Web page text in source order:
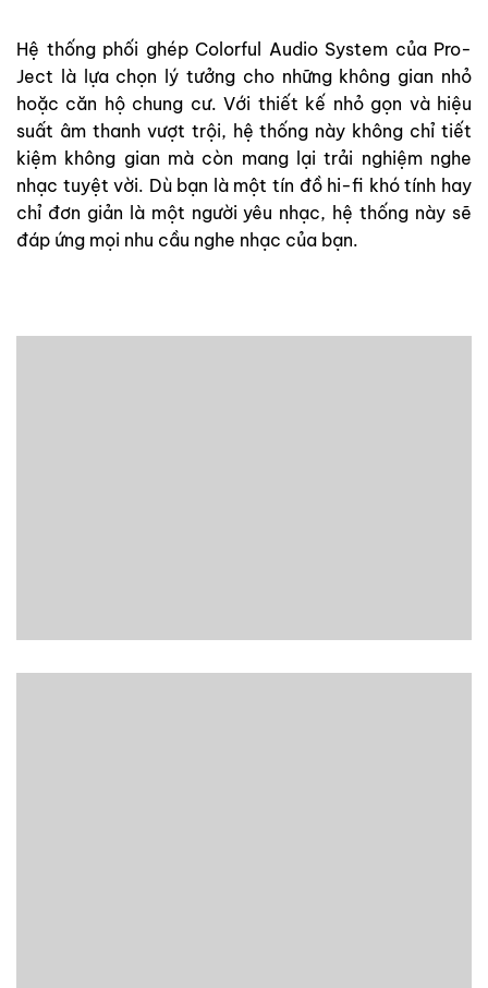
Hệ thống phối ghép Colorful Audio System của Pro-
Ject là lựa chọn lý tưởng cho những không gian nhỏ
hoặc căn hộ chung cư. Với thiết kế nhỏ gọn và hiệu
suất âm thanh vượt trội, hệ thống này không chỉ tiết
kiệm không gian mà còn mang lại trải nghiệm nghe
nhạc tuyệt vời. Dù bạn là một tín đồ hi-fi khó tính hay
chỉ đơn giản là một người yêu nhạc, hệ thống này sẽ
đáp ứng mọi nhu cầu nghe nhạc của bạn.